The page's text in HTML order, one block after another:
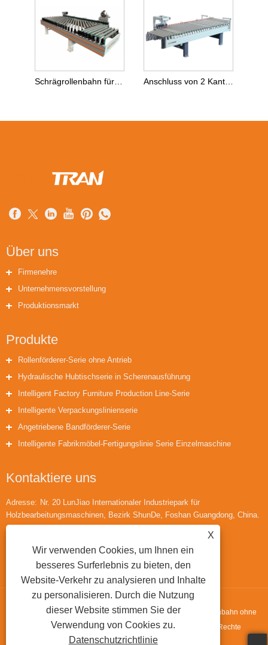
Anschluss von 2 Kantenanleimmaschinen
Über uns
Firmenehre
Unternehmensvorstellung
Produktionsmarkt
Produkte
Rollenförderer-Serie ohne Antrieb
Hydraulische Hubtischserie in Scherenausführung
Intelligent Factory Furniture Production Line-Serie
Intelligente Verpackungslinienserie
Angetriebene Bandförderer-Serie
Intelligente Fabrikmöbel-Fertigungslinie Serie Einzelmaschine
Kontaktiere uns
Adresse: Nr. 20 LunJiao Internationaler Industriepark für
Holzbearbeitungsmaschinen, Bezirk ShunDe, Foshan Guangdong, China.
huaihuailiu1@gmail.com
Copyright © 2022 Guangdong Fortran Machinery Co., Ltd. - Rollenbahn ohne
Antrieb, Hubtisch vom Typ E, zylindrische Wendemaschine – Alle Rechte
X
Wir verwenden Cookies, um Ihnen ein
besseres Surferlebnis zu bieten, den
Website-Verkehr zu analysieren und Inhalte
zu personalisieren. Durch die Nutzung
dieser Website stimmen Sie der
Verwendung von Cookies zu.
Datenschutzrichtlinie